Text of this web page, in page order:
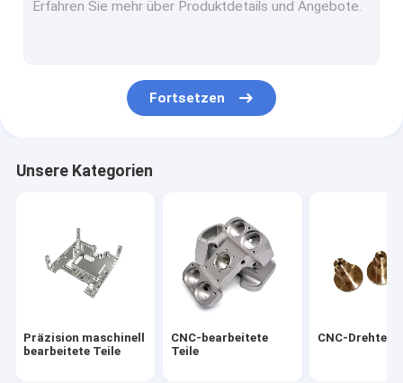
Aluminium Druckguss-Wohnung
Gespalteter Flossen-Kühlkörper
Kaltplattenwärmeabwasser
Fortsetzen
Unsere Kategorien
Präzision maschinell
bearbeitete Teile
CNC-bearbeitete
Teile
CNC-Drehteile